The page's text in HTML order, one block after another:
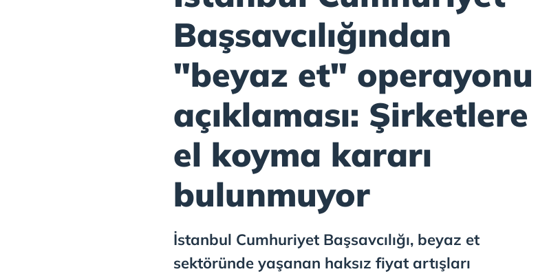
Başsavcılığından
"beyaz et" operayonu
açıklaması: Şirketlere
el koyma kararı
bulunmuyor
İstanbul Cumhuriyet Başsavcılığı, beyaz et
sektöründe yaşanan haksız fiyat artışları